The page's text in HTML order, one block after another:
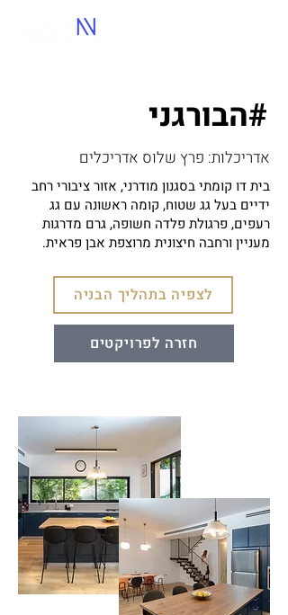
הבורגני#
אדריכלות: פרץ שלוס אדריכלים
בית דו קומתי בסגנון מודרני, אזור ציבורי רחב
ידיים בעל גג שטוח, קומה ראשונה עם גג
רעפים, פרגולת פלדה חשופה, גרם מדרגות
מעניין ורחבה חיצונית מרוצפת אבן פראית.
לצפיה בתהליך הבניה
חזרה לפרויקטים